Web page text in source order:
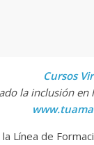
Cursos
la inclusión en
Línea de